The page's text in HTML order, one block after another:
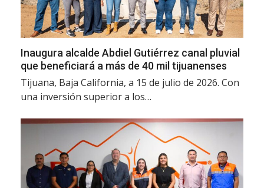
Inaugura alcalde Abdiel Gutiérrez canal pluvial
que beneficiará a más de 40 mil tijuanenses
Tijuana, Baja California, a 15 de julio de 2026. Con
una inversión superior a los…